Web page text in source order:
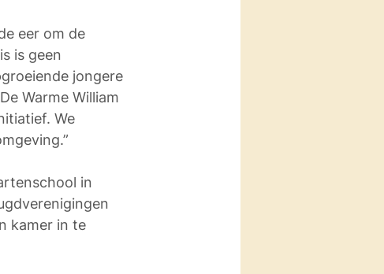
eer om de
is geen
jongere
Warme William
We
in
kamer in te